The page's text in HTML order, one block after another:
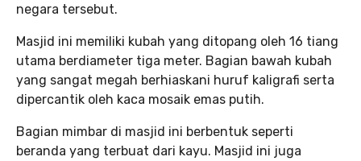
negara tersebut.
Masjid ini memiliki kubah yang ditopang oleh 16 tiang
utama berdiameter tiga meter. Bagian bawah kubah
yang sangat megah berhiaskani huruf kaligrafi serta
dipercantik oleh kaca mosaik emas putih.
Bagian mimbar di masjid ini berbentuk seperti
beranda yang terbuat dari kayu. Masjid ini juga